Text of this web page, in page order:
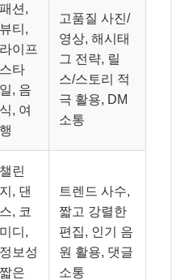
패션,
뷰티,
라이프
스타
일, 음
식, 여
행
고품질 사진/
영상, 해시태
그 전략, 릴
스/스토리 적
극 활용, DM
소통
챌린
지, 댄
스, 코
미디,
정보성
짧은
트렌드 사수,
짧고 강렬한
편집, 인기 음
원 활용, 댓글
소통